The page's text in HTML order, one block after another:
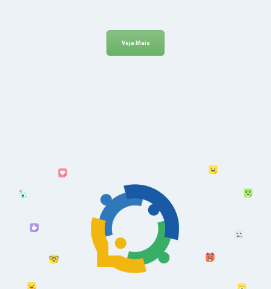
Veja Mais